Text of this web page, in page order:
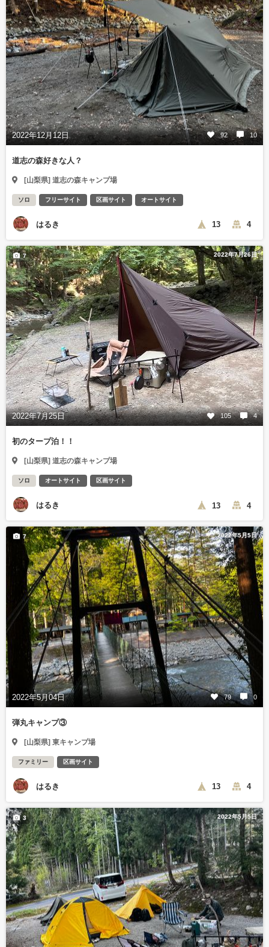
2022年12月12日 92 10
道志の森好きな人？
[山梨県] 道志の森キャンプ場
ソロ フリーサイト 区画サイト オートサイト
はるき 13 4
2022年7月26日
2022年7月25日 105 4
7
初のタープ泊！！
[山梨県] 道志の森キャンプ場
ソロ オートサイト 区画サイト
はるき 13 4
2022年5月5日
2022年5月04日 79 0
7
弾丸キャンプ③
[山梨県] 東キャンプ場
ファミリー 区画サイト
はるき 13 4
2022年5月5日
3